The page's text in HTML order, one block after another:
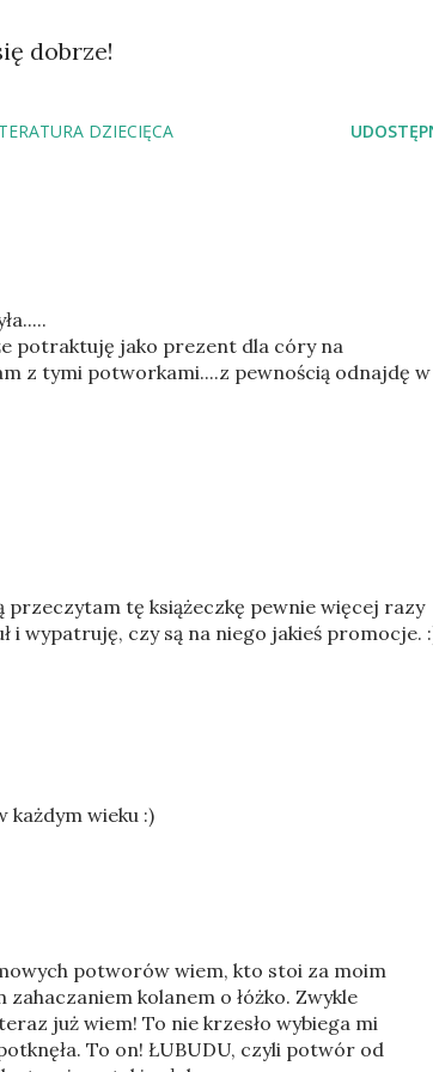
dobrze!
DZIECIĘCA
potraktuję jako prezent dla córy na
z tymi potworkami....z pewnością odnajdę w
tę książeczkę pewnie więcej razy
i wypatruję, czy są na niego jakieś promocje.
każdym wieku :)
potworów wiem, kto stoi za moim
kolanem o łóżko. Zwykle
już wiem! To nie krzesło wybiega mi
To on! ŁUBUDU, czyli potwór od